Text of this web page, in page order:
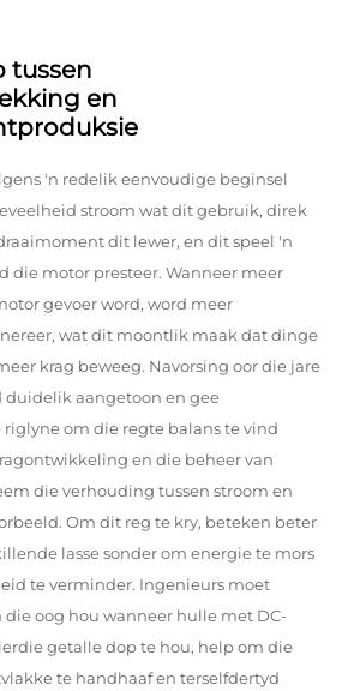
tussen
en
'n redelik eenvoudige beginsel
stroom wat dit gebruik, direk
dit lewer, en dit speel 'n
die motor presteer. Wanneer meer
gevoer word, word meer
wat dit moontlik maak dat dinge
krag beweeg. Navorsing oor die jare
duidelik aangetoon en gee
riglyne om die regte balans te vind
en die beheer van
die verhouding tussen stroom en
Om dit reg te kry, beteken beter
lasse sonder om energie te mors
te verminder. Ingenieurs moet
oog hou wanneer hulle met DC-
getalle dop te hou, help om die
te handhaaf en terselfdertyd